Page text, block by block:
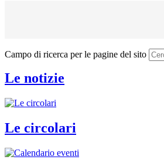
Campo di ricerca per le pagine del sito
Le notizie
Le circolari